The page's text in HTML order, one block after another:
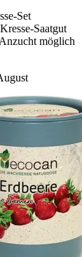
Set
Saatgut
möglich